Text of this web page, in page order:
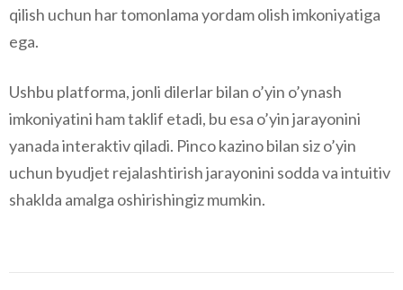
qilish uchun har tomonlama yordam olish imkoniyatiga
ega.
Ushbu platforma, jonli dilerlar bilan o’yin o’ynash
imkoniyatini ham taklif etadi, bu esa o’yin jarayonini
yanada interaktiv qiladi. Pinco kazino bilan siz o’yin
uchun byudjet rejalashtirish jarayonini sodda va intuitiv
shaklda amalga oshirishingiz mumkin.